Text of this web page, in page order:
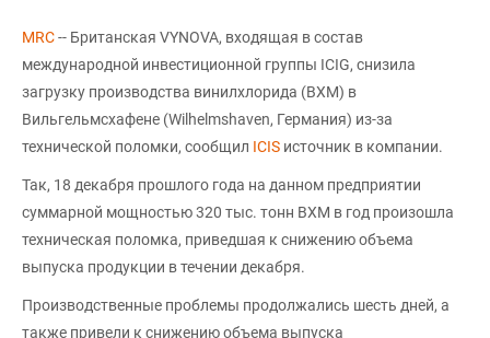
MRC-- Британская VYNOVA, входящая в состав
международной инвестиционной группы ICIG, снизила
загрузку производства винилхлорида (ВХМ) в
Вильгельмсхафене (Wilhelmshaven, Германия) из-за
технической поломки, сообщил ICIS источник в компании.
Так, 18 декабря прошлого года на данном предприятии
суммарной мощностью 320 тыс. тонн ВХМ в год произошла
техническая поломка, приведшая к снижению объема
выпуска продукции в течении декабря.
Производственные проблемы продолжались шесть дней, а
также привели к снижению объема выпуска